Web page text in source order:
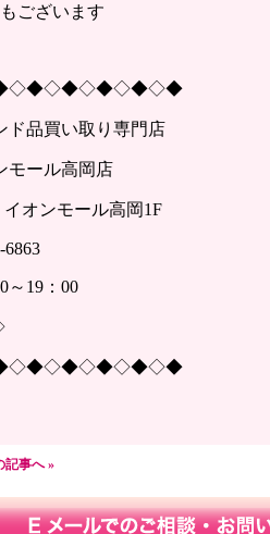
ございます
ド品買い取り専門店
モール高岡店
オンモール高岡1F
19：00
記事へ »